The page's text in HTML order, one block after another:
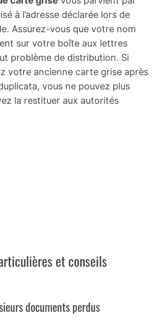
à l’adresse déclarée lors de
Assurez-vous que votre nom
sur votre boîte aux lettres
problème de distribution. Si
votre ancienne carte grise après
vous ne pouvez plus
la restituer aux autorités
et conseils
documents perdus